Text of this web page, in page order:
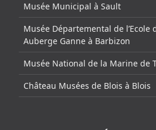
Musée Municipal à Sault
Musée Départemental de l’Ecole
Auberge Ganne à Barbizon
Musée National de la Marine de
Château Musées de Blois à Blois